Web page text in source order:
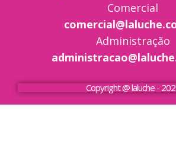
Comercial
Administração
Copyright @ laluche -